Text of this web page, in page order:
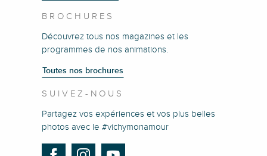
BROCHURES
Découvrez tous nos magazines et les
programmes de nos animations.
Toutes nos brochures
SUIVEZ-NOUS
Partagez vos expériences et vos plus belles
photos avec le #vichymonamour